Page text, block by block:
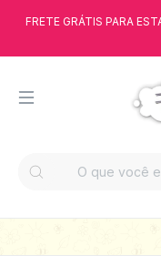
FRETE GRÁTIS PARA